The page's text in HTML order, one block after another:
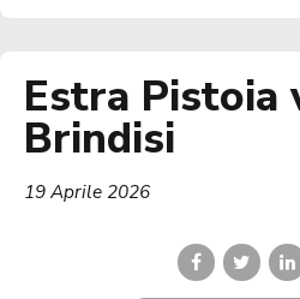
Estra Pistoia
Brindisi
19 Aprile 2026